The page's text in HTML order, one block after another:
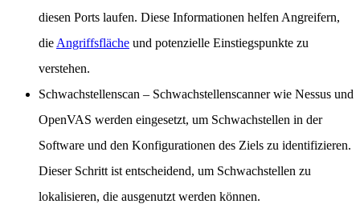
diesen Ports laufen. Diese Informationen helfen Angreifern,
die Angriffsfläche und potenzielle Einstiegspunkte zu
verstehen.
Schwachstellenscan – Schwachstellenscanner wie Nessus und
OpenVAS werden eingesetzt, um Schwachstellen in der
Software und den Konfigurationen des Ziels zu identifizieren.
Dieser Schritt ist entscheidend, um Schwachstellen zu
lokalisieren, die ausgenutzt werden können.